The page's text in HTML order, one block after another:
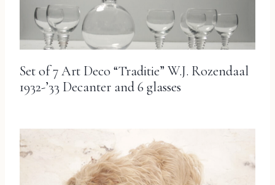
Set of 7 Art Deco “Traditie” W.J. Rozendaal
1932-’33 Decanter and 6 glasses